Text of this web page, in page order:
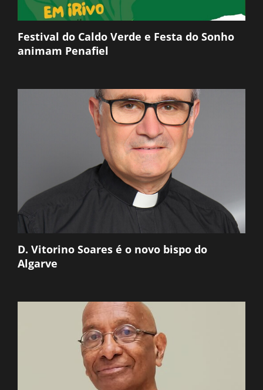
Festival do Caldo Verde e Festa do Sonho
animam Penafiel
D. Vitorino Soares é o novo bispo do
Algarve